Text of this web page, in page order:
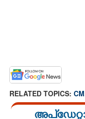
RELATED TOPICS: CM